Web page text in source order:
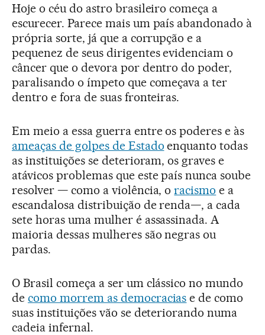
Hoje o céu do astro brasileiro começa a
escurecer. Parece mais um país abandonado à
própria sorte, já que a corrupção e a
pequenez de seus dirigentes evidenciam o
câncer que o devora por dentro do poder,
paralisando o ímpeto que começava a ter
dentro e fora de suas fronteiras.
Em meio a essa guerra entre os poderes e às
ameaças de golpes de Estado enquanto todas
as instituições se deterioram, os graves e
atávicos problemas que este país nunca soube
resolver — como a violência, oracismo e a
escandalosa distribuição de renda—, a cada
sete horas uma mulher é assassinada. A
maioria dessas mulheres são negras ou
pardas.
O Brasil começa a ser um clássico no mundo
de como morrem as democracias e de como
suas instituições vão se deteriorando numa
cadeia infernal.